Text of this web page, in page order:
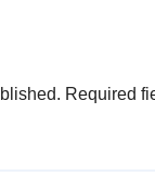
Required